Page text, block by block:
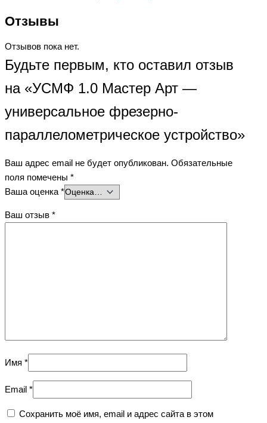
Отзывы
Отзывов пока нет.
Будьте первым, кто оставил отзыв
на «УСМФ 1.0 Мастер Арт —
универсальное фрезерно-
параллелометрическое устройство»
Ваш адрес email не будет опубликован. Обязательные
поля помечены *
Ваша оценка *
Ваш отзыв *
Имя *
Email *
Сохранить моё имя, email и адрес сайта в этом